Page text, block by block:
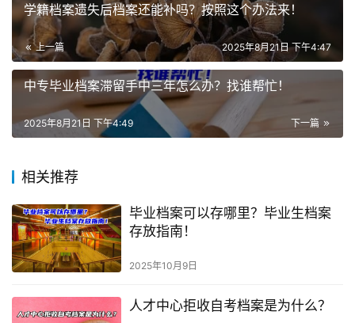
学籍档案遗失后档案还能补吗？按照这个办法来！
上一篇 2025年8月21日 下午4:47
中专毕业档案滞留手中三年怎么办？找谁帮忙！
下一篇
2025年8月21日 下午4:49
相关推荐
毕业档案可以存哪里？毕业生档案
存放指南！
2025年10月9日
人才中心拒收自考档案是为什么？